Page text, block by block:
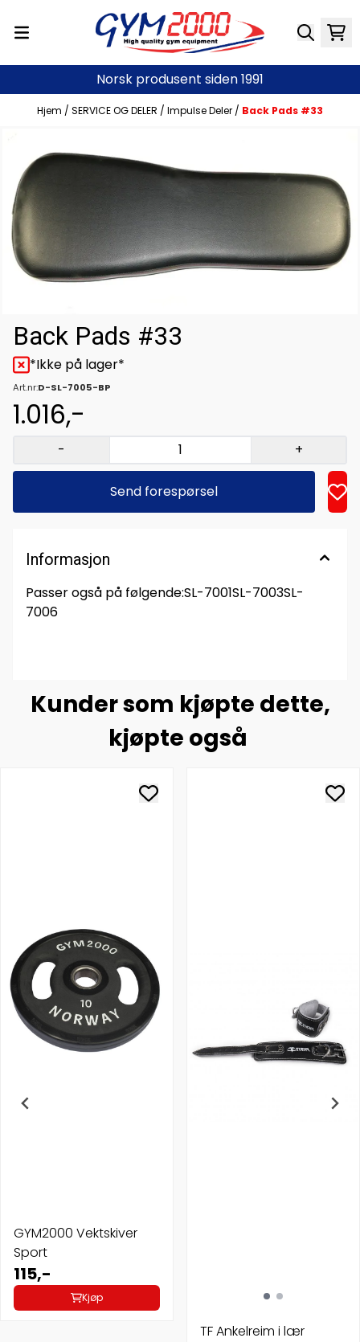
Norsk produsent siden 1991
Hjem / SERVICE OG DELER / Impulse Deler / Back Pads #33
Back Pads #33
*Ikke på lager*
Art.nr:D-SL-7005-BP
1.016,-
- +
Send forespørsel
Informasjon
Passer også på følgende:SL-7001SL-7003SL-
7006
Kunder som kjøpte dette,
kjøpte også
GYM2000 Vektskiver
Sport
115,-
Kjøp
TF Ankelreim i lær